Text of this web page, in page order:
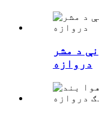
د مشر
دروازه